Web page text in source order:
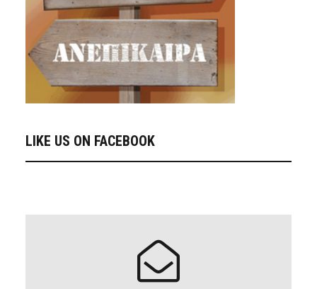
LIKE US ON FACEBOOK